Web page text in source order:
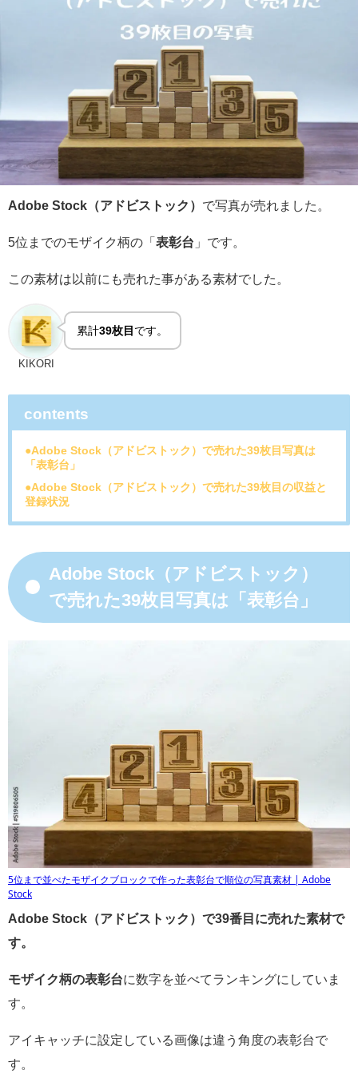
Adobe Stock（アドビストック） で写真が売れました。
5位までのモザイク柄の「表彰台 」です。
この素材は以前にも売れた事がある素材でした。
KIKORI
累計39枚目 です。
contents
●Adobe Stock（アドビストック）で売れた39枚目写真は
「表彰台」
●Adobe Stock（アドビストック）で売れた39枚目の収益と
登録状況
Adobe Stock（アドビストック）
で売れた39枚目写真は「表彰台」
5位まで並べたモザイクブロックで作った表彰台で順位の写真素材 | Adobe
Stock
Adobe Stock（アドビストック）で39番目に売れた素材で
す。
モザイク柄の表彰台に数字を並べてランキングにしていま
す。
アイキャッチに設定している画像は違う角度の表彰台で
す。